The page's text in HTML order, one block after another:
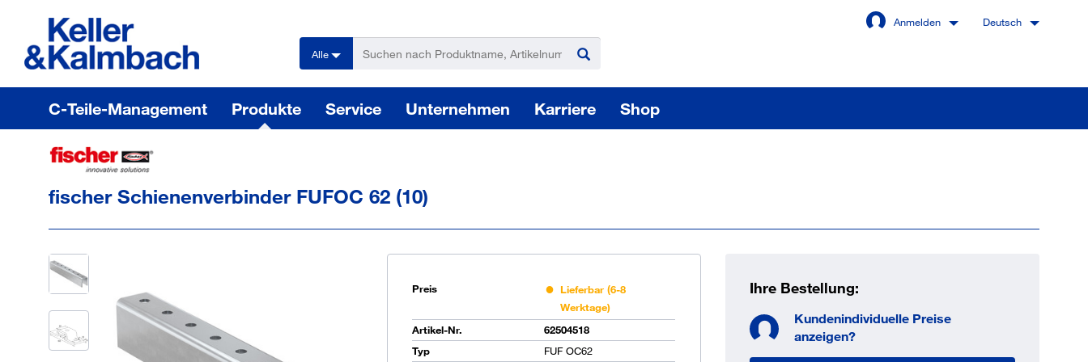
Anmelden
Anmelden
Sie sind noch kein Kunde
Deutsch
Alle
C-Teile-Management Produkte Service Unternehmen Karriere Shop
fischer Schienenverbinder FUFOC 62 (10)
Preis
Lieferbar (6-8
Werktage)
Artikel-Nr.
62504518
Typ
FUF OC62
Ihre Bestellung:
Kundenindividuelle Preise
anzeigen?